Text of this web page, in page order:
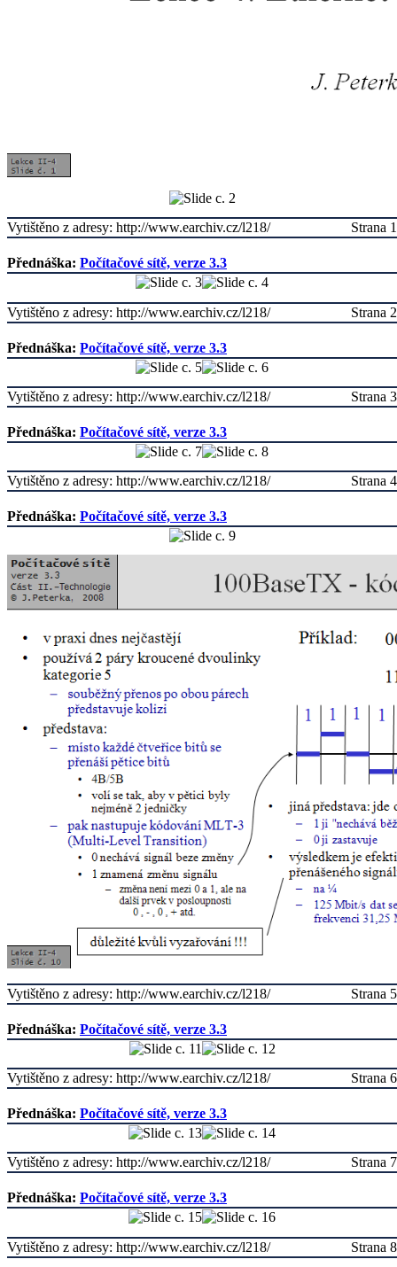
Strana 1
Vytištěno z adresy: http://www.earchiv.cz/l218/
Přednáška: Počítačové sítě, verze 3.3
Strana 2
Vytištěno z adresy: http://www.earchiv.cz/l218/
Přednáška: Počítačové sítě, verze 3.3
Strana 3
Vytištěno z adresy: http://www.earchiv.cz/l218/
Přednáška: Počítačové sítě, verze 3.3
Strana 4
Vytištěno z adresy: http://www.earchiv.cz/l218/
Přednáška: Počítačové sítě, verze 3.3
Strana 5
Vytištěno z adresy: http://www.earchiv.cz/l218/
Přednáška: Počítačové sítě, verze 3.3
Strana 6
Vytištěno z adresy: http://www.earchiv.cz/l218/
Přednáška: Počítačové sítě, verze 3.3
Strana 7
Vytištěno z adresy: http://www.earchiv.cz/l218/
Přednáška: Počítačové sítě, verze 3.3
Strana 8
Vytištěno z adresy: http://www.earchiv.cz/l218/